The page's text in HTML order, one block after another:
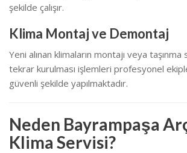
şekilde çalışır.
Klima Montaj ve Demontaj
Yeni alınan klimaların montajı veya taşınma
tekrar kurulması işlemleri profesyonel
güvenli şekilde yapılmaktadır.
Neden Bayrampaşa
Klima Servisi?